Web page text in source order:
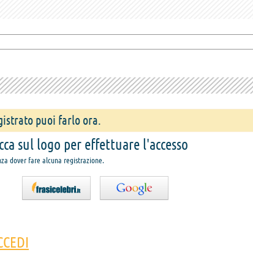
puoi farlo ora.
sul logo per effettuare l'accesso
dover fare alcuna registrazione.